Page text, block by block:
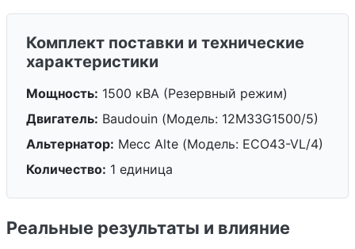
Комплект поставки и технические
характеристики
Мощность: 1500 кВА (Резервный режим)
Двигатель: Baudouin (Модель: 12M33G1500/5)
Альтернатор: Mecc Alte (Модель: ECO43-VL/4)
Количество: 1 единица
Реальные результаты и влияние